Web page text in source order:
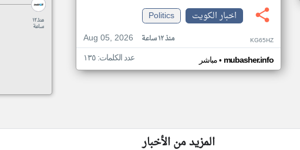
اخبار الكويت
Politics
Aug 05, 2026
منذ ١٢ ساعة KG65HZ
مباشر• mubasher.info عدد الكلمات: ١٣٥
منذ ١٢
ساعة
المزيد من الأخبار